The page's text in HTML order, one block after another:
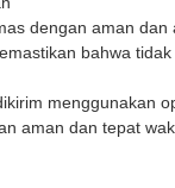
dengan aman
bahwa
menggunakan
aman dan tepat